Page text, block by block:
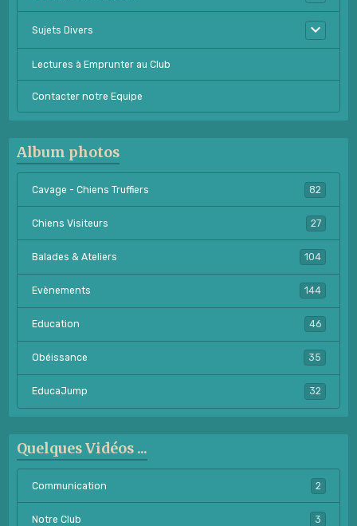
Sujets Divers
Lectures à Emprunter au Club
Contacter notre Equipe
Album photos
Cavage - Chiens Truffiers 82
Chiens Visiteurs 27
Balades & Ateliers 104
Evènements 144
Education 46
Obéissance 35
EducaJump 32
Quelques Vidéos ...
Communication 2
Notre Club 3